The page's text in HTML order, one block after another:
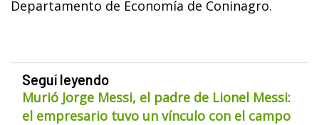
Departamento de Economía de Coninagro.
Seguí leyendo
Murió Jorge Messi, el padre de Lionel Messi:
el empresario tuvo un vínculo con el campo